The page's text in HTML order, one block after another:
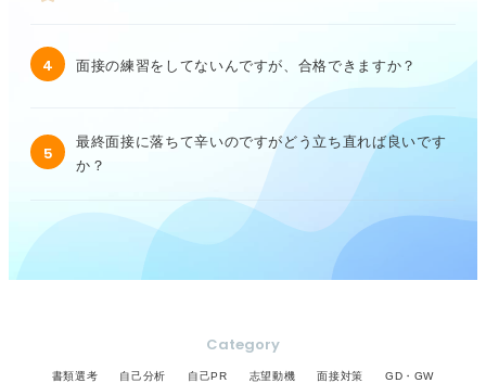
4 面接の練習をしてないんですが、合格できますか？
5
最終面接に落ちて辛いのですがどう立ち直れば良いです
か？
Category
書類選考 自己分析 自己PR 志望動機 面接対策 GD・GW